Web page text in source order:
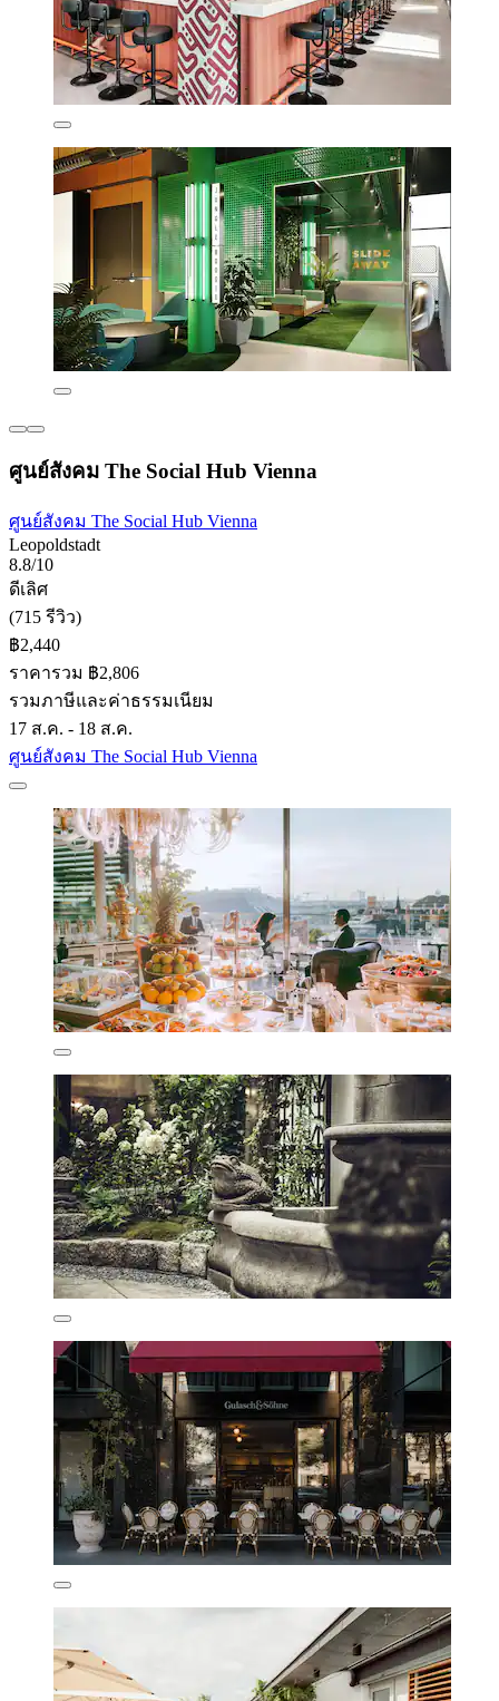
ศูนย์สังคม The Social Hub Vienna
ศูนย์สังคม The Social Hub Vienna
Leopoldstadt
8.8/10
ดีเลิศ
(715 รีวิว)
฿2,440
ราคารวม ฿2,806
รวมภาษีและค่าธรรมเนียม
17 ส.ค. - 18 ส.ค.
ศูนย์สังคม The Social Hub Vienna